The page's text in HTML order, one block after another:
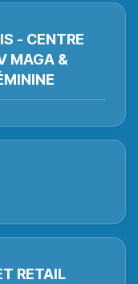
- CENTRE
MAGA &
RETAIL